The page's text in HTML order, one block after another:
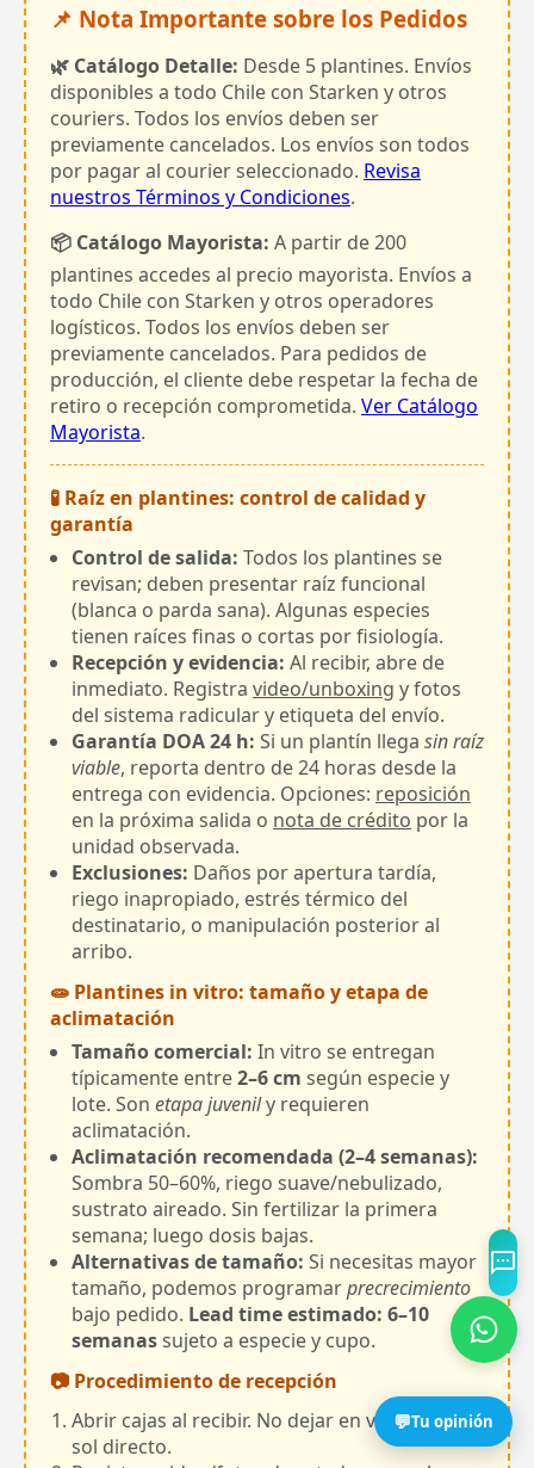
📌 Nota Importante sobre los Pedidos
🌿 Catálogo Detalle: Desde 5 plantines. Envíos
disponibles a todo Chile con Starken y otros
couriers. Todos los envíos deben ser
previamente cancelados. Los envíos son todos
por pagar al courier seleccionado. Revisa
nuestros Términos y Condiciones.
📦 Catálogo Mayorista: A partir de 200
plantines accedes al precio mayorista. Envíos a
todo Chile con Starken y otros operadores
logísticos. Todos los envíos deben ser
previamente cancelados. Para pedidos de
producción, el cliente debe respetar la fecha de
retiro o recepción comprometida. Ver Catálogo
Mayorista.
🧪 Raíz en plantines: control de calidad y
garantía
Control de salida: Todos los plantines se
revisan; deben presentar raíz funcional
(blanca o parda sana). Algunas especies
tienen raíces finas o cortas por fisiología.
Recepción y evidencia: Al recibir, abre de
inmediato. Registra video/unboxing y fotos
del sistema radicular y etiqueta del envío.
Garantía DOA 24 h: Si un plantín llega sin raíz
viable, reporta dentro de 24 horas desde la
entrega con evidencia. Opciones: reposición
en la próxima salida o nota de crédito por la
unidad observada.
Exclusiones: Daños por apertura tardía,
riego inapropiado, estrés térmico del
destinatario, o manipulación posterior al
arribo.
🧫 Plantines in vitro: tamaño y etapa de
aclimatación
Tamaño comercial: In vitro se entregan
típicamente entre2–6 cm según especie y
lote. Son etapa juvenily requieren
aclimatación.
Aclimatación recomendada (2–4 semanas):
Sombra 50–60%, riego suave/nebulizado,
sustrato aireado. Sin fertilizar la primera
semana; luego dosis bajas.
Alternativas de tamaño: Si necesitas mayor
tamaño, podemos programarprecrecimiento
bajo pedido. Lead time estimado: 6–10
semanassujeto a especie y cupo.
📷 Procedimiento de recepción
Abrir cajas al recibir. No dejar en vehículo o
sol directo.
💬Tu opinión